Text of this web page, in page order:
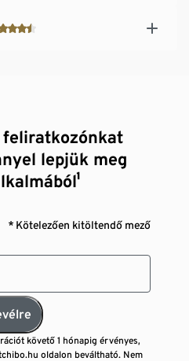
lepjük meg
* Kötelezően kitöltendő mező
követő 1 hónapig érvényes,
oldalon beváltható. Nem